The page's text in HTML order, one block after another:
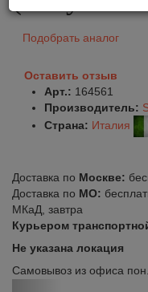
Подобрать аналог
Оставить отзыв
Арт.: 164561
Производитель:
Страна: Италия
Доставка по Москве:
Доставка по МО:
МКаД, завтра
Курьером
Не указана локация
Самовывоз из офиса